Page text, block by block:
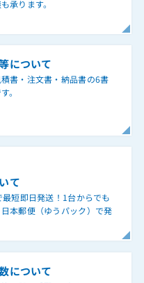
承ります。
について
書・注文書・納品書の6書
。
て
短即日発送！1台からでも
本郵便（ゆうパック）で発
について